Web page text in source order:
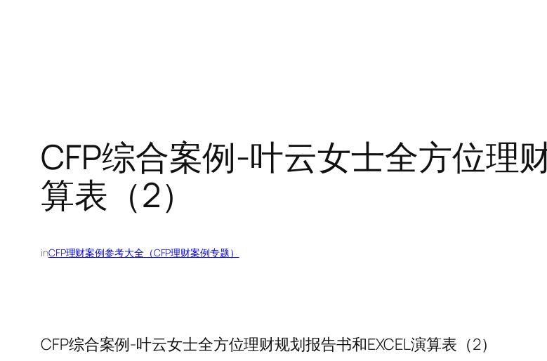
CFP综合案例-叶云女士全方位理
算表（2）
inCFP理财案例参考大全（CFP理财案例专题）
CFP综合案例-叶云女士全方位理财规划报告书和EXCEL演算表（2）